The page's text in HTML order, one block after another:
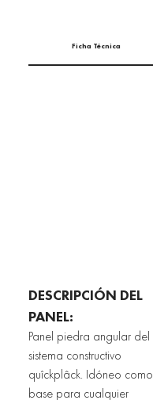
DESCRIPCIÓN DEL
PANEL:
Panel piedra angular del
sistema constructivo
quîckplâck. Idóneo como
base para cualquier
Ficha Técnica